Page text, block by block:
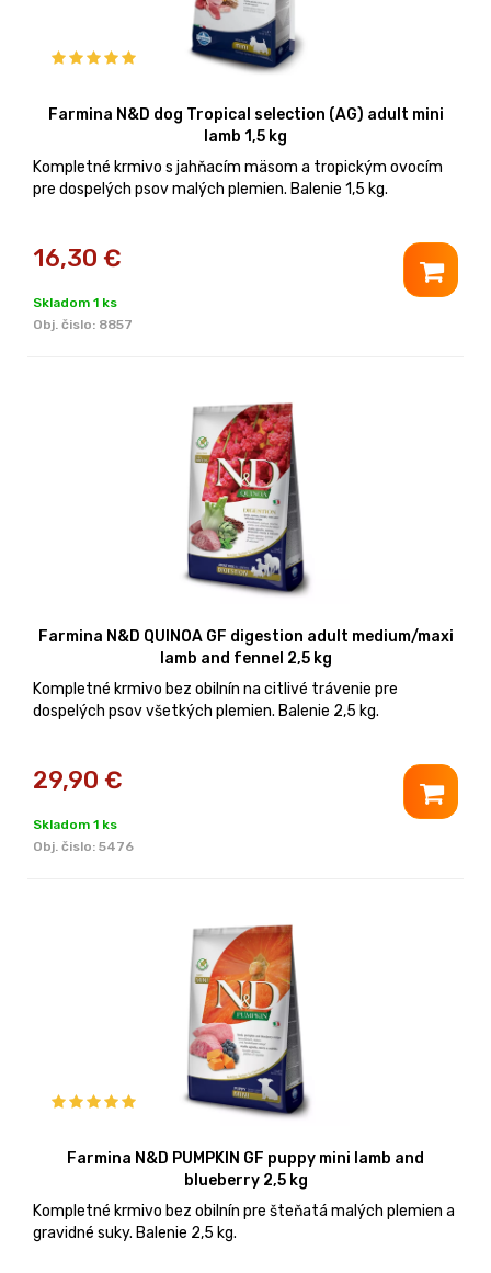
Farmina N&D dog Tropical selection (AG) adult mini
lamb 1,5 kg
Kompletné krmivo s jahňacím mäsom a tropickým ovocím
pre dospelých psov malých plemien. Balenie 1,5 kg.
16,30 €
Skladom 1 ks
Obj. čislo: 8857
Farmina N&D QUINOA GF digestion adult medium/maxi
lamb and fennel 2,5 kg
Kompletné krmivo bez obilnín na citlivé trávenie pre
dospelých psov všetkých plemien. Balenie 2,5 kg.
29,90 €
Skladom 1 ks
Obj. čislo: 5476
Farmina N&D PUMPKIN GF puppy mini lamb and
blueberry 2,5 kg
Kompletné krmivo bez obilnín pre šteňatá malých plemien a
gravidné suky. Balenie 2,5 kg.